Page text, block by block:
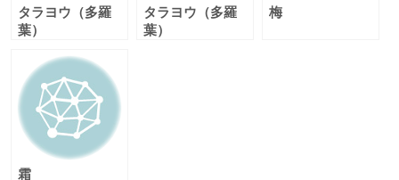
タラヨウ（多羅
葉）
タラヨウ（多羅
葉）
梅
霜